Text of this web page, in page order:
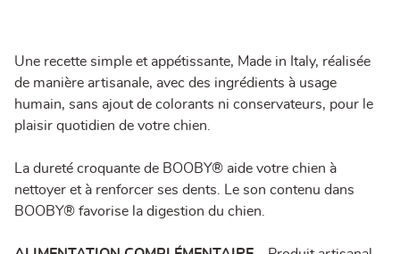
Une recette simple et appétissante, Made in Italy, réalisée
de manière artisanale, avec des ingrédients à usage
humain, sans ajout de colorants ni conservateurs, pour le
plaisir quotidien de votre chien.
La dureté croquante de BOOBY® aide votre chien à
nettoyer et à renforcer ses dents. Le son contenu dans
BOOBY® favorise la digestion du chien.